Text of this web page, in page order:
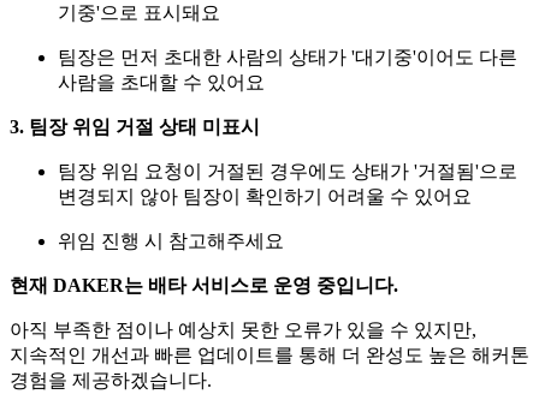
기중'으로 표시돼요
팀장은 먼저 초대한 사람의 상태가 '대기중'이어도 다른
사람을 초대할 수 있어요
3. 팀장 위임 거절 상태 미표시
팀장 위임 요청이 거절된 경우에도 상태가 '거절됨'으로
변경되지 않아 팀장이 확인하기 어려울 수 있어요
위임 진행 시 참고해주세요
현재 DAKER는 배타 서비스로 운영 중입니다.
아직 부족한 점이나 예상치 못한 오류가 있을 수 있지만,
지속적인 개선과 빠른 업데이트를 통해 더 완성도 높은 해커톤
경험을 제공하겠습니다.